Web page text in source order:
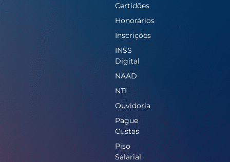
Certidões
Honorários
Inscrições
INSS
Digital
NAAD
NTI
Ouvidoria
Pague
Custas
Piso
Salarial